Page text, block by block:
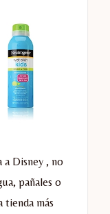
a Disney , no
pañales o
tienda más